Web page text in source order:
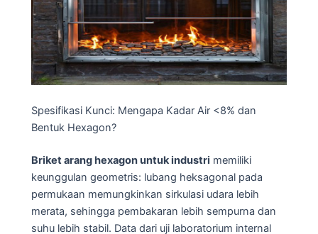
Spesifikasi Kunci: Mengapa Kadar Air <8% dan
Bentuk Hexagon?
Briket arang hexagon untuk industri memiliki
keunggulan geometris: lubang heksagonal pada
permukaan memungkinkan sirkulasi udara lebih
merata, sehingga pembakaran lebih sempurna dan
suhu lebih stabil. Data dari uji laboratorium internal